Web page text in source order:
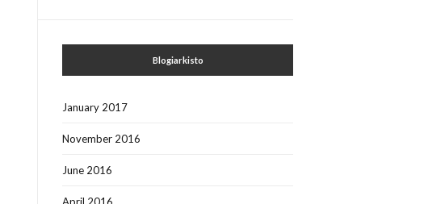
Blogiarkisto
January 2017
November 2016
June 2016